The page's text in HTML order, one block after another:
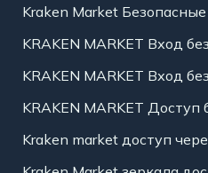
Kraken Market
KRAKEN MARKET Вход
KRAKEN MARKET Вход
KRAKEN MARKET Доступ
Kraken market доступ